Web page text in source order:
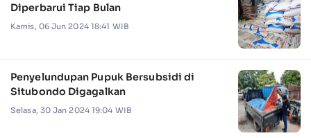
Diperbarui Tiap Bulan
Kamis, 06 Jun 2024 18:41 WIB
Penyelundupan Pupuk Bersubsidi di
Situbondo Digagalkan
Selasa, 30 Jan 2024 19:04 WIB